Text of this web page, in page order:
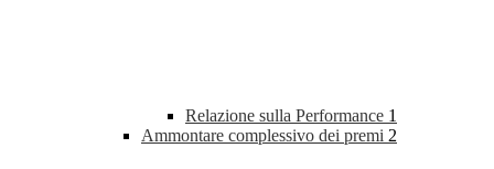
Relazione sulla Performance 1
Ammontare complessivo dei premi 2